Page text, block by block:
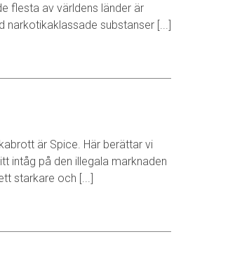
flesta av världens länder är
narkotikaklassade substanser [...]
är Spice. Här berättar vi
intåg på den illegala marknaden
starkare och [...]